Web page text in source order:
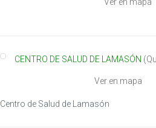
CENTRO DE SALUD DE LAMASÓN (
Ver en mapa
Centro de Salud de Lamasón